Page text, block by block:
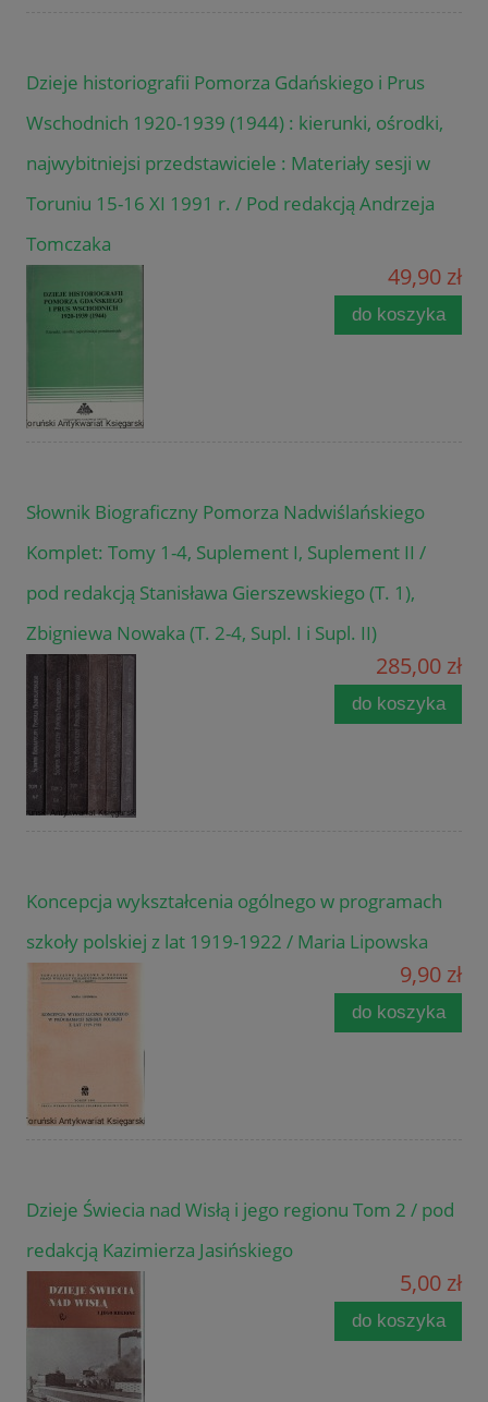
Dzieje historiografii Pomorza Gdańskiego i Prus
Wschodnich 1920-1939 (1944) : kierunki, ośrodki,
najwybitniejsi przedstawiciele : Materiały sesji w
Toruniu 15-16 XI 1991 r. / Pod redakcją Andrzeja
Tomczaka
49,90 zł
do koszyka
Słownik Biograficzny Pomorza Nadwiślańskiego
Komplet: Tomy 1-4, Suplement I, Suplement II /
pod redakcją Stanisława Gierszewskiego (T. 1),
Zbigniewa Nowaka (T. 2-4, Supl. I i Supl. II)
285,00 zł
do koszyka
Koncepcja wykształcenia ogólnego w programach
szkoły polskiej z lat 1919-1922 / Maria Lipowska
9,90 zł
do koszyka
Dzieje Świecia nad Wisłą i jego regionu Tom 2 / pod
redakcją Kazimierza Jasińskiego
5,00 zł
do koszyka